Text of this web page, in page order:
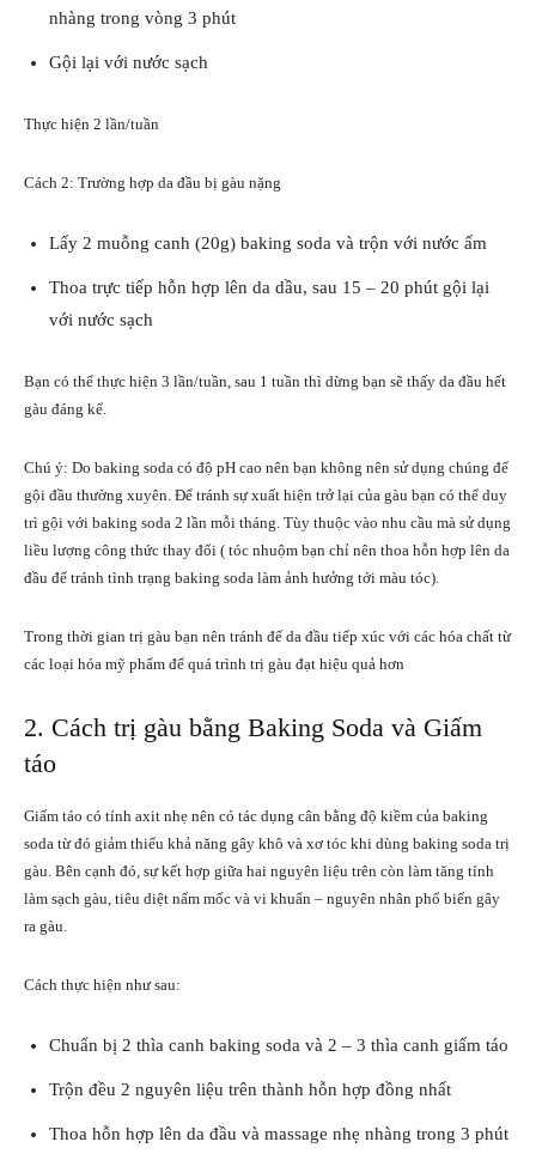
nhàng trong vòng 3 phút
Gội lại với nước sạch
Thực hiện 2 lần/tuần
Cách 2: Trường hợp da đầu bị gàu nặng
Lấy 2 muỗng canh (20g) baking soda và trộn với nước ấm
Thoa trực tiếp hỗn hợp lên da dầu, sau 15 – 20 phút gội lại
với nước sạch
Bạn có thể thực hiện 3 lần/tuần, sau 1 tuần thì dừng bạn sẽ thấy da đầu hết
gàu đáng kể.
Chú ý: Do baking soda có độ pH cao nên bạn không nên sử dụng chúng để
gội đầu thường xuyên. Để tránh sự xuất hiện trở lại của gàu bạn có thể duy
trì gội với baking soda 2 lần mỗi tháng. Tùy thuộc vào nhu cầu mà sử dụng
liều lượng công thức thay đổi ( tóc nhuộm bạn chỉ nên thoa hỗn hợp lên da
đầu để tránh tình trạng baking soda làm ảnh hưởng tới màu tóc).
Trong thời gian trị gàu bạn nên tránh để da đầu tiếp xúc với các hóa chất từ
các loại hóa mỹ phẩm để quá trình trị gàu đạt hiệu quả hơn
2. Cách trị gàu bằng Baking Soda và Giấm
táo
Giấm táo có tính axit nhẹ nên có tác dụng cân bằng độ kiềm của baking
soda từ đó giảm thiểu khả năng gây khô và xơ tóc khi dùng baking soda trị
gàu. Bên cạnh đó, sự kết hợp giữa hai nguyên liệu trên còn làm tăng tính
làm sạch gàu, tiêu diệt nấm mốc và vi khuẩn – nguyên nhân phổ biến gây
ra gàu.
Cách thực hiện như sau:
Chuẩn bị 2 thìa canh baking soda và 2 – 3 thìa canh giấm táo
Trộn đều 2 nguyên liệu trên thành hỗn hợp đồng nhất
Thoa hỗn hợp lên da đầu và massage nhẹ nhàng trong 3 phút